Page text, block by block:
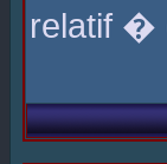
relatif �